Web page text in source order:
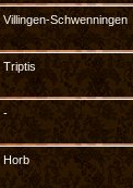
Villingen-Schwenningen
Triptis
-
Horb